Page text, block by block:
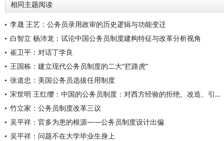
相同主题阅读
李晟 王艺：公务员录用政审的历史逻辑与功能变迁
白智立 杨沛龙：试论中国公务员制度建构特征与改革分析视角
崔卫平：对话丁学良
王国栋：建立现代公务员制度的二大“拦路虎”
张道忠：美国公务员选拔任用制度
宋世明 王红缨：中国的公务员制度：对西方经验的拒绝、改造、引进与超越
竹立家：公务员制度改革三议
吴平祥：官多为患的根源——公务员制度设计出偏
吴平祥：问题不在大学毕业生身上